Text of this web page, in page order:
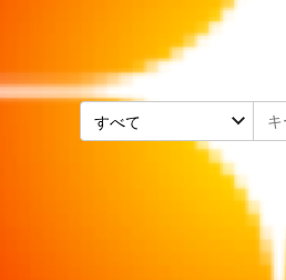
2026年法改正！ 治